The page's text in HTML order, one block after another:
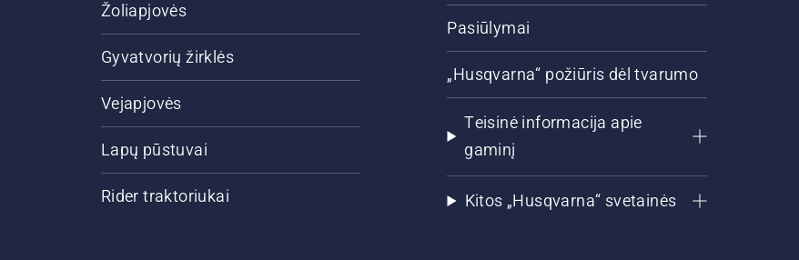
Žoliapjovės
Gyvatvorių žirklės
Vejapjovės
Lapų pūstuvai
Rider traktoriukai
Pasiūlymai
„Husqvarna“ požiūris dėl tvarumo
Teisinė informacija apie
gaminį
Kitos „Husqvarna“ svetainės